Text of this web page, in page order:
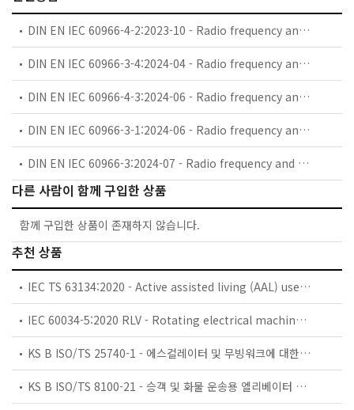
DIN EN IEC 60966-4-2:2023-10 - Radio frequency and coaxial cable assemblies - Part 4-2: Detail specification for semi rigid cable assemblies (jumper) - Frequency range up to 6 000 MHz, type 50-9 semi-rigid coaxial cable (IEC 60966-4-2:2022); German version EN IEC 60966-4-2:2022
DIN EN IEC 60966-3-4:2024-04 - Radio frequency and coaxial cable assemblies - Part 3-4: Detail specification for semi-flexible cable assemblies (jumper) - Frequency range up to 6 GHz, Type 50-141 semi-flexible coaxial cable (IEC 60966-3-4:2023); German version EN IEC 60966-3-4:2023
DIN EN IEC 60966-4-3:2024-06 - Radio frequency and coaxial cable assemblies - Part 4-3: Detail specification for semi-rigid cable assemblies - Frequency range up to 6 000 MHz, type 50-12 low loss semi-rigid coaxial cable (IEC 60966-4-3:2022); German version EN IEC 60966-4-3:2022
DIN EN IEC 60966-3-1:2024-06 - Radio frequency and coaxial cable assemblies - Part 3-1: Blank detail specification for semi-flexible coaxial cable assemblies (IEC 60966-3-1:2023); German version EN IEC 60966-3-1:2023
DIN EN IEC 60966-3:2024-07 - Radio frequency and coaxial cable assemblies - Part 3: Sectional specification for semi-flexible coaxial cable assemblies (IEC 60966-3:2023); German version EN IEC 60966-3:2023
다른 사람이 함께 구입한 상품
함께 구입한 상품이 존재하지 않습니다.
추천 상품
IEC TS 63134:2020 - Active assisted living (AAL) use cases
IEC 60034-5:2020 RLV - Rotating electrical machines - Part 5: Degrees of protection provided by the integral design of rotating electrical machines (IP code) - Classification
KS B ISO/TS 25740-1 - 에스컬레이터 및 무빙워크에 대한 안전요건 — 제1부: 세계공통 필수 안전요건(GESRs)
KS B ISO/TS 8100-21 - 승객 및 화물 운송용 엘리베이터 —제21부: 세계공통 필수안전요건(GESRs)을 충족하는 세계공통 안전 파라미터(GSPs)